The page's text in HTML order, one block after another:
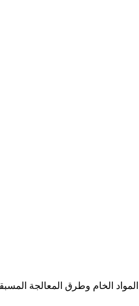
الخام وطرق المعالجة